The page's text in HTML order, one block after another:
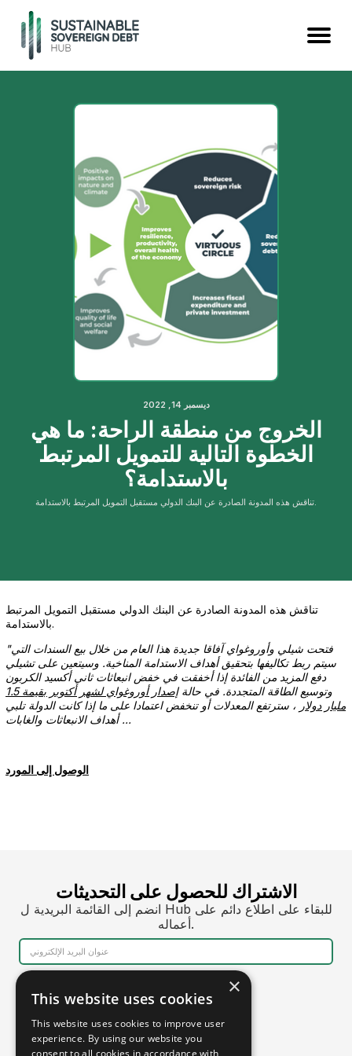
ديسمبر 14, 2022
الخروج من منطقة الراحة: ما هي
الخطوة التالية للتمويل المرتبط
بالاستدامة؟
تناقش هذه المدونة الصادرة عن البنك الدولي مستقبل التمويل المرتبط بالاستدامة.
تناقش هذه المدونة الصادرة عن البنك الدولي مستقبل التمويل المرتبط
بالاستدامة.
"فتحت شيلي وأوروغواي آفاقا جديدة هذا العام من خلال بيع السندات التي
سيتم ربط تكاليفها بتحقيق أهداف الاستدامة المناخية. وسيتعين علىتشيلي
دفع المزيد من الفائدة إذا أخفقت في خفض انبعاثات ثاني أكسيد الكربون
وتوسيع الطاقة المتجددة. في حالة
إصدار أوروغواي لشهر أكتوبر بقيمة 1.5
مليار دولار ، سترتفع المعدلات أو تنخفض اعتمادا على ما إذا كانت الدولة تلبي
أهداف الانبعاثات والغابات ...
الوصول إلى المورد
الاشتراك للحصول على التحديثات
انضم إلى القائمة البريدية ل Hub للبقاء على اطلاع دائم على
أعماله.
×
This website uses cookies
This website uses cookies to improve user
experience. By using our website you
consent to all cookies in accordance with